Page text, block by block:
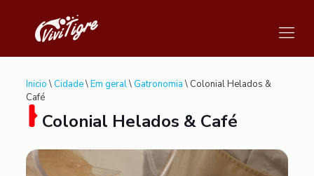
Inicio \ Cidade\Em geral\ Gatronomia \ Colonial Helados &
Café
Colonial Helados & Café